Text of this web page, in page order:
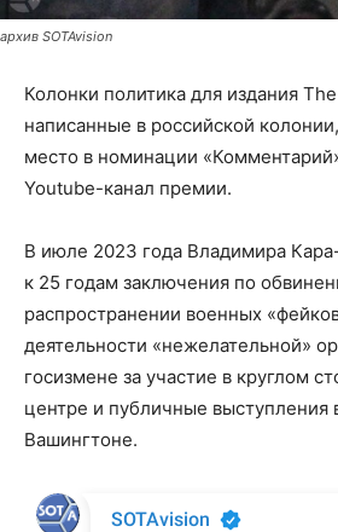
архив SOTAvision
Колонки политика для издания
написанные в российской
место в номинации
Youtube-канал премии.
В июле 2023 года Владимира
к 25 годам заключения по
распространении военных
деятельности «нежелательной»
госизмене за участие в круглом
центре и публичные выступления
Вашингтоне.